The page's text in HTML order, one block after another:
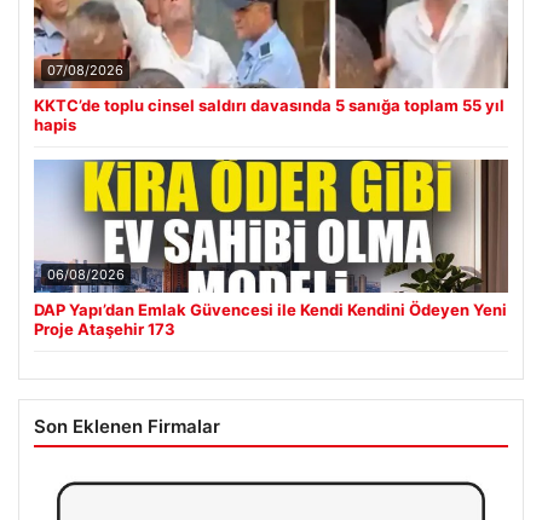
07/08/2026
KKTC’de toplu cinsel saldırı davasında 5 sanığa toplam 55 yıl
hapis
06/08/2026
DAP Yapı’dan Emlak Güvencesi ile Kendi Kendini Ödeyen Yeni
Proje Ataşehir 173
Son Eklenen Firmalar